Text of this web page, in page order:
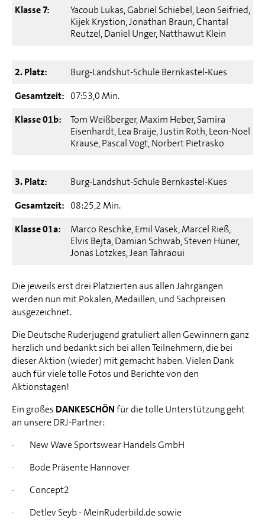
Klasse 7:
Yacoub Lukas, Gabriel Schiebel, Leon Seifried,
Kijek Krystion, Jonathan Braun, Chantal
Reutzel, Daniel Unger, Natthawut Klein
2. Platz:
Burg-Landshut-Schule Bernkastel-Kues
Gesamtzeit: 07:53,0 Min.
Klasse 01b:
Tom Weißberger, Maxim Heber, Samira
Eisenhardt, Lea Braije, Justin Roth, Leon-Noel
Krause, Pascal Vogt, Norbert Pietrasko
3. Platz:
Burg-Landshut-Schule Bernkastel-Kues
Gesamtzeit: 08:25,2 Min.
Klasse 01a:
Marco Reschke, Emil Vasek, Marcel Rieß,
Elvis Bejta, Damian Schwab, Steven Hüner,
Jonas Lotzkes, Jean Tahraoui
Die jeweils erst drei Platzierten aus allen Jahrgängen
werden nun mit Pokalen, Medaillen, und Sachpreisen
ausgezeichnet.
Die Deutsche Ruderjugend gratuliert allen Gewinnern ganz
herzlich und bedankt sich bei allen Teilnehmern, die bei
dieser Aktion (wieder) mit gemacht haben. Vielen Dank
auch für viele tolle Fotos und Berichte von den
Aktionstagen!
Ein großes DANKESCHÖNfür die tolle Unterstützung geht
an unsere DRJ-Partner:
· New Wave Sportswear Handels GmbH
· Bode Präsente Hannover
· Concept2
· Detlev Seyb - MeinRuderbild.de sowie